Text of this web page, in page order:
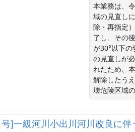
本業務は、
域の見直し
除・再指定
了し、その
が30°以下
の見直しが
れたため、
解除したう
壊危険区域
]一級河川小出川河川改良に伴